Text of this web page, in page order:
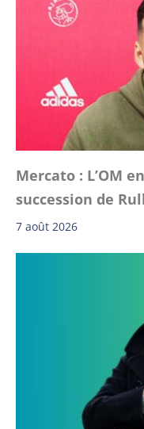
Mercato : L’OM
succession de
7 août 2026